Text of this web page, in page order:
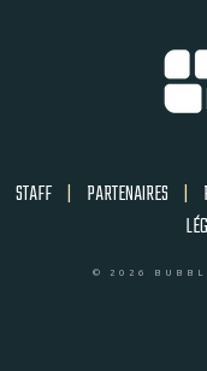
STAFF | PARTENAIRES |
© 2026